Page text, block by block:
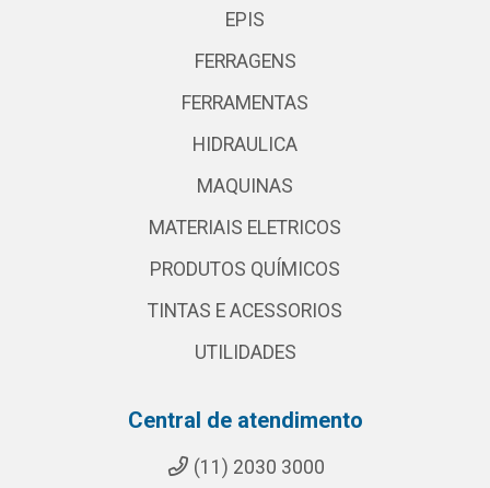
EPIS
FERRAGENS
FERRAMENTAS
HIDRAULICA
MAQUINAS
MATERIAIS ELETRICOS
PRODUTOS QUÍMICOS
TINTAS E ACESSORIOS
UTILIDADES
Central de atendimento
(11) 2030 3000